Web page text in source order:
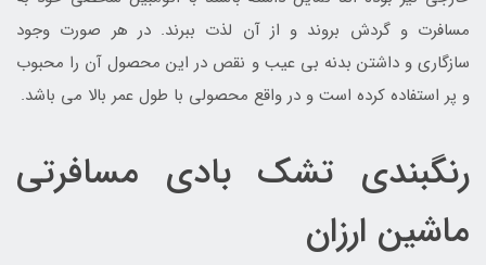
مسافرت و گردش بروند و از آن لذت ببرند. در هر صورت وجود
سازگاری و داشتن بدنه بی عیب و نقص در این محصول آن را محبوب
و پر استفاده کرده است و در واقع محصولی با طول عمر بالا می باشد.
رنگبندی تشک بادی مسافرتی
ماشین ارزان